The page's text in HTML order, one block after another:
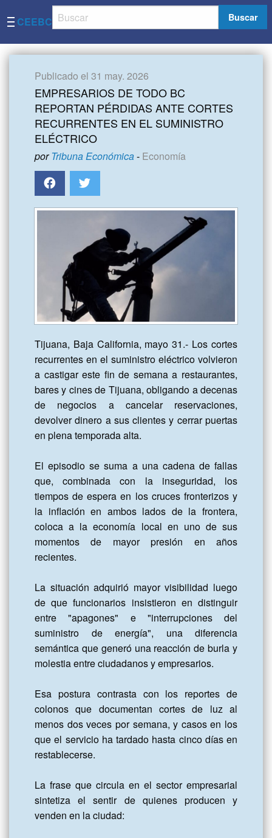
CEEBC Buscar
Publicado el 31 may. 2026
EMPRESARIOS DE TODO BC
REPORTAN PÉRDIDAS ANTE CORTES
RECURRENTES EN EL SUMINISTRO
ELÉCTRICO
por Tribuna Económica- Economía
Tijuana, Baja California, mayo 31.- Los cortes
recurrentes en el suministro eléctrico volvieron
a castigar este fin de semana a restaurantes,
bares y cines de Tijuana, obligando a decenas
de negocios a cancelar reservaciones,
devolver dinero a sus clientes y cerrar puertas
en plena temporada alta.
El episodio se suma a una cadena de fallas
que, combinada con la inseguridad, los
tiempos de espera en los cruces fronterizos y
la inflación en ambos lados de la frontera,
coloca a la economía local en uno de sus
momentos de mayor presión en años
recientes.
La situación adquirió mayor visibilidad luego
de que funcionarios insistieron en distinguir
entre "apagones" e "interrupciones del
suministro de energía", una diferencia
semántica que generó una reacción de burla y
molestia entre ciudadanos y empresarios.
Esa postura contrasta con los reportes de
colonos que documentan cortes de luz al
menos dos veces por semana, y casos en los
que el servicio ha tardado hasta cinco días en
restablecerse.
La frase que circula en el sector empresarial
sintetiza el sentir de quienes producen y
venden en la ciudad: